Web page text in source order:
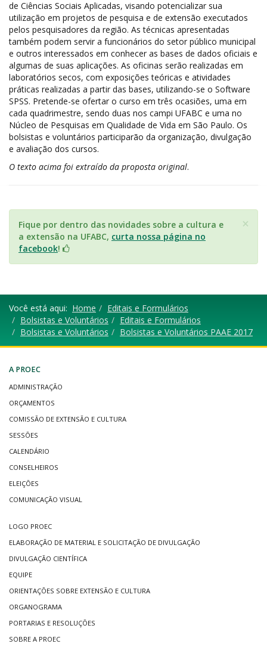
de Ciências Sociais Aplicadas, visando potencializar sua
utilização em projetos de pesquisa e de extensão executados
pelos pesquisadores da região. As técnicas apresentadas
também podem servir a funcionários do setor público municipal
e outros interessados em conhecer as bases de dados oficiais e
algumas de suas aplicações. As oficinas serão realizadas em
laboratórios secos, com exposições teóricas e atividades
práticas realizadas a partir das bases, utilizando-se o Software
SPSS. Pretende-se ofertar o curso em três ocasiões, uma em
cada quadrimestre, sendo duas nos campi UFABC e uma no
Núcleo de Pesquisas em Qualidade de Vida em São Paulo. Os
bolsistas e voluntários participarão da organização, divulgação
e avaliação dos cursos.
O texto acima foi extraído da proposta original.
×
Fique por dentro das novidades sobre a cultura e
a extensão na UFABC, curta nossa página no
facebook!
Você está aqui: Home
Editais e Formulários
Bolsistas e Voluntários
Editais e Formulários
Bolsistas e Voluntários
Bolsistas e Voluntários PAAE 2017
A PROEC
ADMINISTRAÇÃO
ORÇAMENTOS
COMISSÃO DE EXTENSÃO E CULTURA
SESSÕES
CALENDÁRIO
CONSELHEIROS
ELEIÇÕES
COMUNICAÇÃO VISUAL
LOGO PROEC
ELABORAÇÃO DE MATERIAL E SOLICITAÇÃO DE DIVULGAÇÃO
DIVULGAÇÃO CIENTÍFICA
EQUIPE
ORIENTAÇÕES SOBRE EXTENSÃO E CULTURA
ORGANOGRAMA
PORTARIAS E RESOLUÇÕES
SOBRE A PROEC